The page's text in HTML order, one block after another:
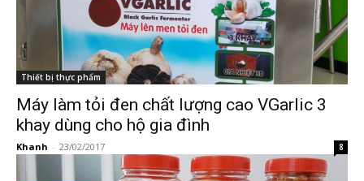
Thiết bị thực phẩm
Máy làm tỏi đen chất lượng cao VGarlic 3
khay dùng cho hộ gia đình
Khanh - 23/02/2017 8